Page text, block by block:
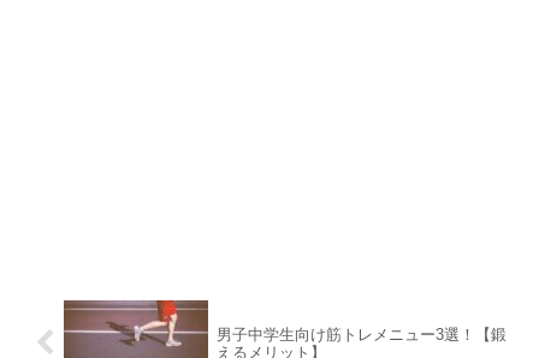
男子中学生向け筋トレメニュー3選！【鍛
えるメリット】